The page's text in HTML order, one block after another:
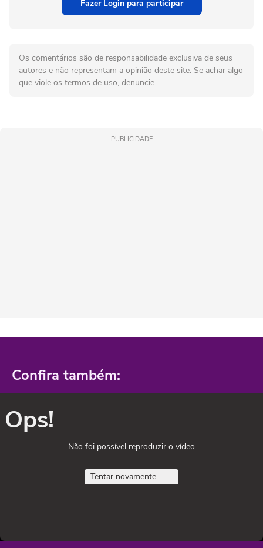
Fazer Login para participar
Os comentários são de responsabilidade exclusiva de seus
autores e não representam a opinião deste site. Se achar algo
que viole os termos de uso, denuncie.
PUBLICIDADE
Confira também:
Ops!
Não foi possível reproduzir o vídeo
Tentar novamente